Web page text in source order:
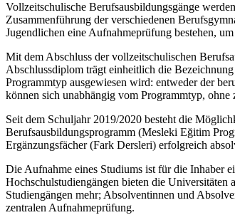
Vollzeitschulische Berufsausbildungsgänge
Zusammenführung der verschiedenen
Jugendlichen eine Aufnahmeprüfung bestehen,
Mit dem Abschluss der vollzeitschulischen
Abschlussdiplom trägt einheitlich die
Programmtyp ausgewiesen wird: entweder der
können sich unabhängig vom Programmtyp,
Seit dem Schuljahr 2019/2020 besteht die
Berufsausbildungsprogramm (Mesleki Eğitim
Ergänzungsfächer (Fark Dersleri) erfolgreich
Die Aufnahme eines Studiums ist für die Inhaber
Hochschulstudiengängen bieten die Universitäten
Studiengängen mehr; Absolventinnen und
zentralen Aufnahmeprüfung.